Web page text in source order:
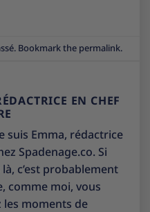
. Bookmark the permalink.
EN CHEF
suis Emma, rédactrice
Spadenage.co. Si
c’est probablement
comme moi, vous
les moments de